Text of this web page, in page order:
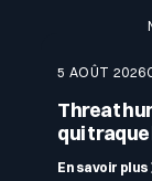
Fournir
C’est un
sécurité et
5 AOÛT 2026
Threat
qui traque
En savoir plus